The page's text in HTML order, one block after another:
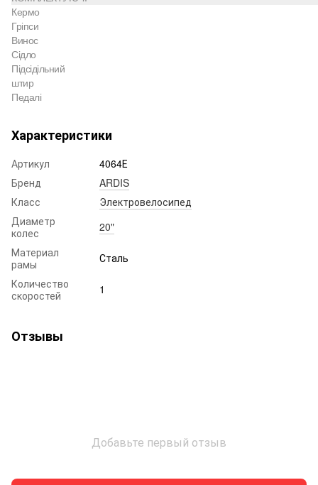
Кермо
Гріпси
Винос
Сідло
Підсідільний
штир
Педалі
Характеристики
Артикул
4064Е
Бренд
ARDIS
Класс
Электровелосипед
Диаметр
колес
20"
Материал
рамы
Сталь
Количество
скоростей
1
Отзывы
Добавьте первый отзыв